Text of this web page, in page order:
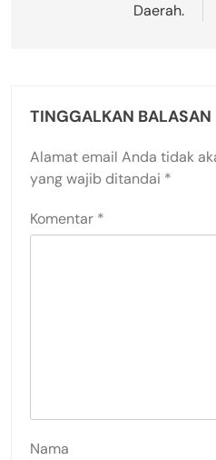
Daerah.
TINGGALKAN BALASAN
Alamat email Anda tidak
yang wajib ditandai *
Komentar *
Nama